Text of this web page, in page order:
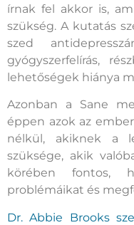
írnak fel akkor is,
szükség. A kutatás
szed
gyógyszerfelírás,
lehetőségek hiánya
Azonban a Sane
éppen azok az
nélkül, akiknek a
szüksége, akik
körében fontos,
problémáikat és
Dr. Abbie Brooks